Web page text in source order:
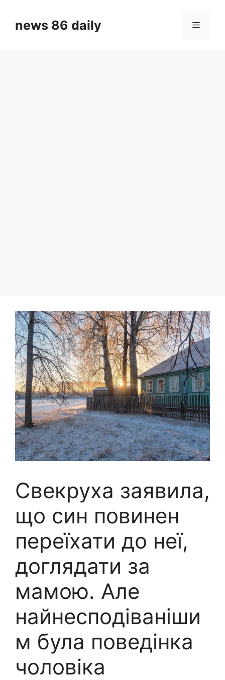
contentnews 86 daily Menu
Свекруха заявила,
що син повинен
переїхати до неї,
доглядати за
мамою. Але
найнесподіваніши
м була поведінка
чоловіка